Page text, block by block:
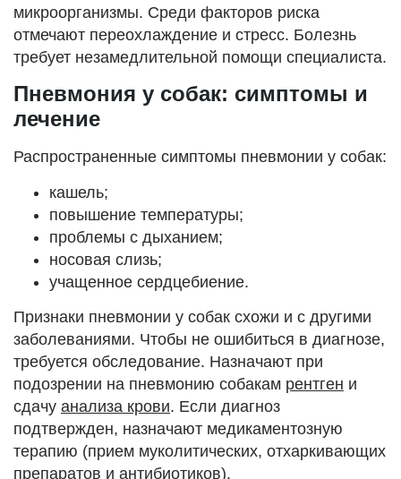
микроорганизмы. Среди факторов риска
отмечают переохлаждение и стресс. Болезнь
требует незамедлительной помощи специалиста.
Пневмония у собак: симптомы и
лечение
Распространенные симптомы пневмонии у собак:
кашель;
повышение температуры;
проблемы с дыханием;
носовая слизь;
учащенное сердцебиение.
Признаки пневмонии у собак схожи и с другими
заболеваниями. Чтобы не ошибиться в диагнозе,
требуется обследование. Назначают при
подозрении на пневмонию собакам рентген и
сдачу анализа крови. Если диагноз
подтвержден, назначают медикаментозную
терапию (прием муколитических, отхаркивающих
препаратов и антибиотиков).